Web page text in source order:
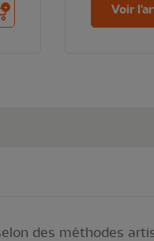
au panier Voir
des méthodes